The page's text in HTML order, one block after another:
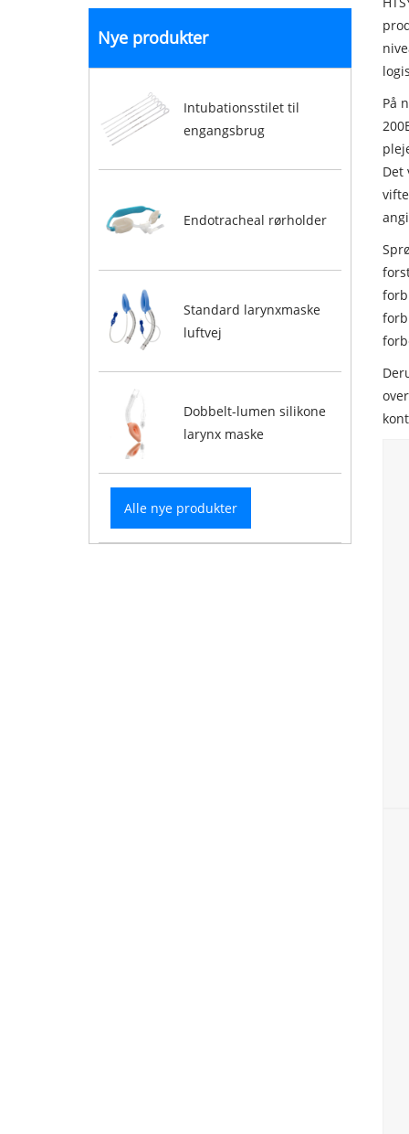
Nye produkter
Intubationsstilet til
engangsbrug
Endotracheal rørholder
Standard larynxmaske
luftvej
Dobbelt-lumen silikone
larynx maske
Alle nye produkter
På
Det